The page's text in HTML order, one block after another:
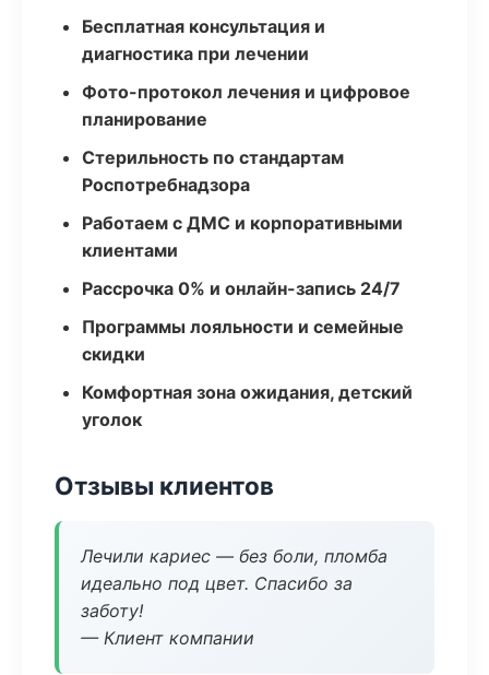
Бесплатная консультация и
диагностика при лечении
Фото-протокол лечения и цифровое
планирование
Стерильность по стандартам
Роспотребнадзора
Работаем с ДМС и корпоративными
клиентами
Рассрочка 0% и онлайн-запись 24/7
Программы лояльности и семейные
скидки
Комфортная зона ожидания, детский
уголок
Отзывы клиентов
Лечили кариес — без боли, пломба
идеально под цвет. Спасибо за
заботу!
— Клиент компании